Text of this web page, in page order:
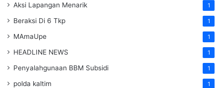
Aksi Lapangan Menarik 1
Beraksi Di 6 Tkp 1
MAmaUpe 1
HEADLINE NEWS 1
Penyalahgunaan BBM Subsidi 1
polda kaltim 1